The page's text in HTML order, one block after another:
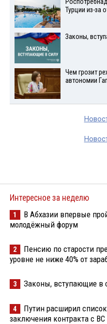
Турции из-за
Законы,
Чем грозит
автономии
Интересное за неделю
1
В Абхазии впервые
молодёжный форум
2
Пенсию по старости
уровне не ниже 40% от
3 Законы, вступающие в
4
Путин расширил
заключения контракта с